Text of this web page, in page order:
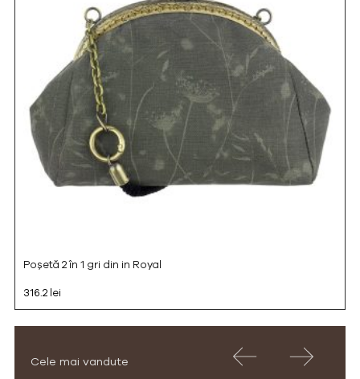
Poșetă 2 în 1 gri din in Royal
316.2 lei
Cele mai vandute